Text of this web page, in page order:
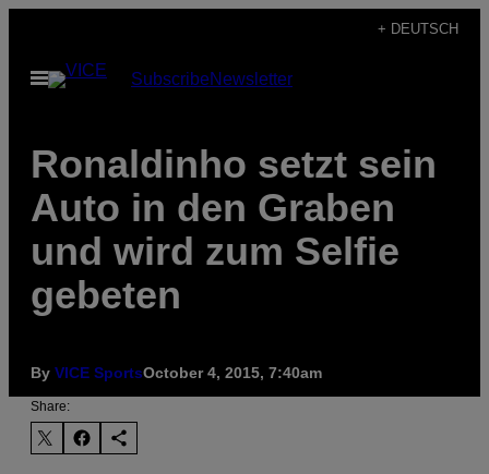
content
+ DEUTSCH
Open
Menu
SubscribeNewsletter
Ronaldinho setzt sein
Auto in den Graben
und wird zum Selfie
gebeten
By VICE SportsOctober 4, 2015, 7:40am
Share: